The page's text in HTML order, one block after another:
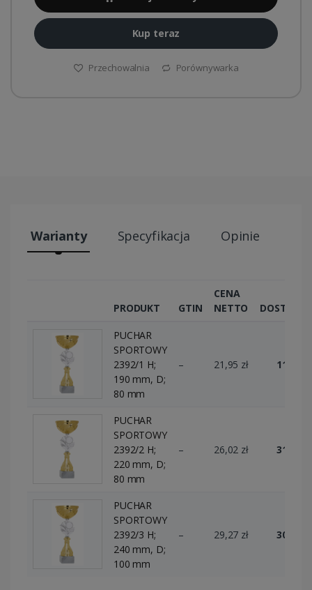
Kup teraz
Przechowalnia Porównywarka
Warianty Specyfikacja Opinie
PRODUKT GTIN
CENA
NETTO
PUCHAR
SPORTOWY
2392/1 H;
190 mm, D;
80 mm
– 21,95 zł 11 szt.
PUCHAR
SPORTOWY
2392/2 H;
220 mm, D;
80 mm
– 26,02 zł 31 szt.
PUCHAR
SPORTOWY
2392/3 H;
240 mm, D;
100 mm
– 29,27 zł 30 szt.